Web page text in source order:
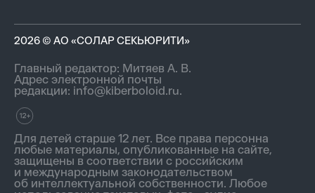
2026 © АО «СОЛАР СЕКЬЮРИТИ»
Главный редактор: Митяев А. В.
Адрес электронной почты
редакции: info@kiberboloid.ru.
Для детей старше 12 лет. Все права персонна
любые материалы, опубликованные на сайте,
защищены в соответствии с российским
и международным законодательством
об интеллектуальной собственности. Любое